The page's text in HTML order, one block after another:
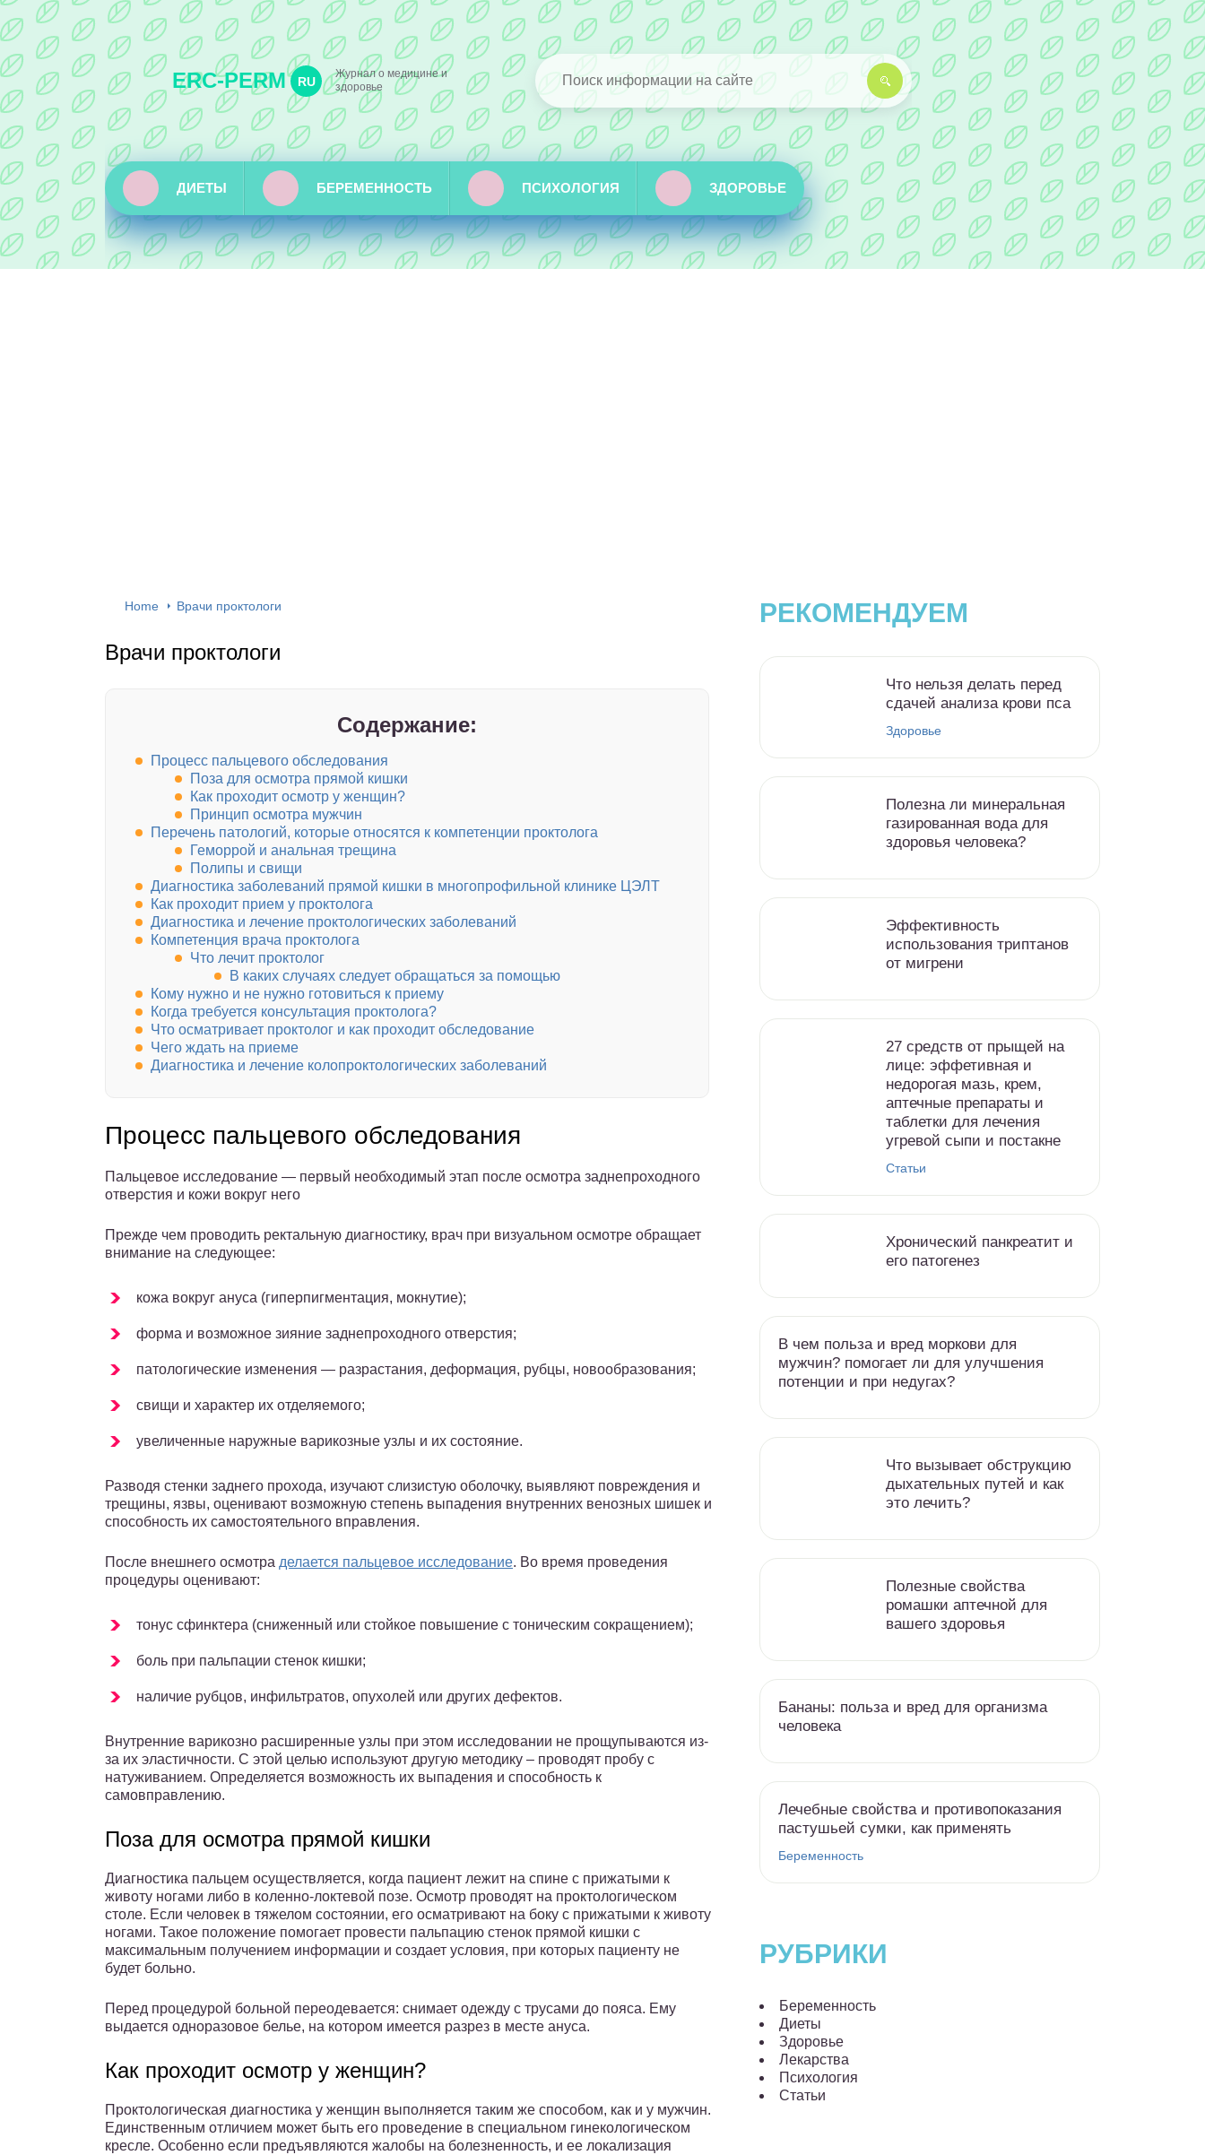
ERC-PERM RU
Журнал о медицине и
здоровье
ДИЕТЫ БЕРЕМЕННОСТЬ ПСИХОЛОГИЯ ЗДОРОВЬЕ
Home Врачи проктологи
Врачи проктологи
Содержание:
Процесс пальцевого обследования
Поза для осмотра прямой кишки
Как проходит осмотр у женщин?
Принцип осмотра мужчин
Перечень патологий, которые относятся к компетенции проктолога
Геморрой и анальная трещина
Полипы и свищи
Диагностика заболеваний прямой кишки в многопрофильной клинике ЦЭЛТ
Как проходит прием у проктолога
Диагностика и лечение проктологических заболеваний
Компетенция врача проктолога
Что лечит проктолог
В каких случаях следует обращаться за помощью
Кому нужно и не нужно готовиться к приему
Когда требуется консультация проктолога?
Что осматривает проктолог и как проходит обследование
Чего ждать на приеме
Диагностика и лечение колопроктологических заболеваний
Процесс пальцевого обследования
Пальцевое исследование — первый необходимый этап после осмотра заднепроходного
отверстия и кожи вокруг него
Прежде чем проводить ректальную диагностику, врач при визуальном осмотре обращает
внимание на следующее:
кожа вокруг ануса (гиперпигментация, мокнутие);
форма и возможное зияние заднепроходного отверстия;
патологические изменения — разрастания, деформация, рубцы, новообразования;
свищи и характер их отделяемого;
увеличенные наружные варикозные узлы и их состояние.
Разводя стенки заднего прохода, изучают слизистую оболочку, выявляют повреждения и
трещины, язвы, оценивают возможную степень выпадения внутренних венозных шишек и
способность их самостоятельного вправления.
После внешнего осмотра делается пальцевое исследование. Во время проведения
процедуры оценивают:
тонус сфинктера (сниженный или стойкое повышение с тоническим сокращением);
боль при пальпации стенок кишки;
наличие рубцов, инфильтратов, опухолей или других дефектов.
Внутренние варикозно расширенные узлы при этом исследовании не прощупываются из-
за их эластичности. С этой целью используют другую методику – проводят пробу с
натуживанием. Определяется возможность их выпадения и способность к
самовправлению.
Поза для осмотра прямой кишки
Диагностика пальцем осуществляется, когда пациент лежит на спине с прижатыми к
животу ногами либо в коленно-локтевой позе. Осмотр проводят на проктологическом
столе. Если человек в тяжелом состоянии, его осматривают на боку с прижатыми к животу
ногами. Такое положение помогает провести пальпацию стенок прямой кишки с
максимальным получением информации и создает условия, при которых пациенту не
будет больно.
Перед процедурой больной переодевается: снимает одежду с трусами до пояса. Ему
выдается одноразовое белье, на котором имеется разрез в месте ануса.
Как проходит осмотр у женщин?
Проктологическая диагностика у женщин выполняется таким же способом, как и у мужчин.
Единственным отличием может быть его проведение в специальном гинекологическом
кресле. Особенно если предъявляются жалобы на болезненность, и ее локализация
РЕКОМЕНДУЕМ
Что нельзя делать перед
сдачей анализа крови пса
Здоровье
Полезна ли минеральная
газированная вода для
здоровья человека?
Эффективность
использования триптанов
от мигрени
27 средств от прыщей на
лице: эффетивная и
недорогая мазь, крем,
аптечные препараты и
таблетки для лечения
угревой сыпи и постакне
Статьи
Хронический панкреатит и
его патогенез
В чем польза и вред моркови для
мужчин? помогает ли для улучшения
потенции и при недугах?
Что вызывает обструкцию
дыхательных путей и как
это лечить?
Полезные свойства
ромашки аптечной для
вашего здоровья
Бананы: польза и вред для организма
человека
Лечебные свойства и противопоказания
пастушьей сумки, как применять
Беременность
РУБРИКИ
Беременность
Диеты
Здоровье
Лекарства
Психология
Статьи